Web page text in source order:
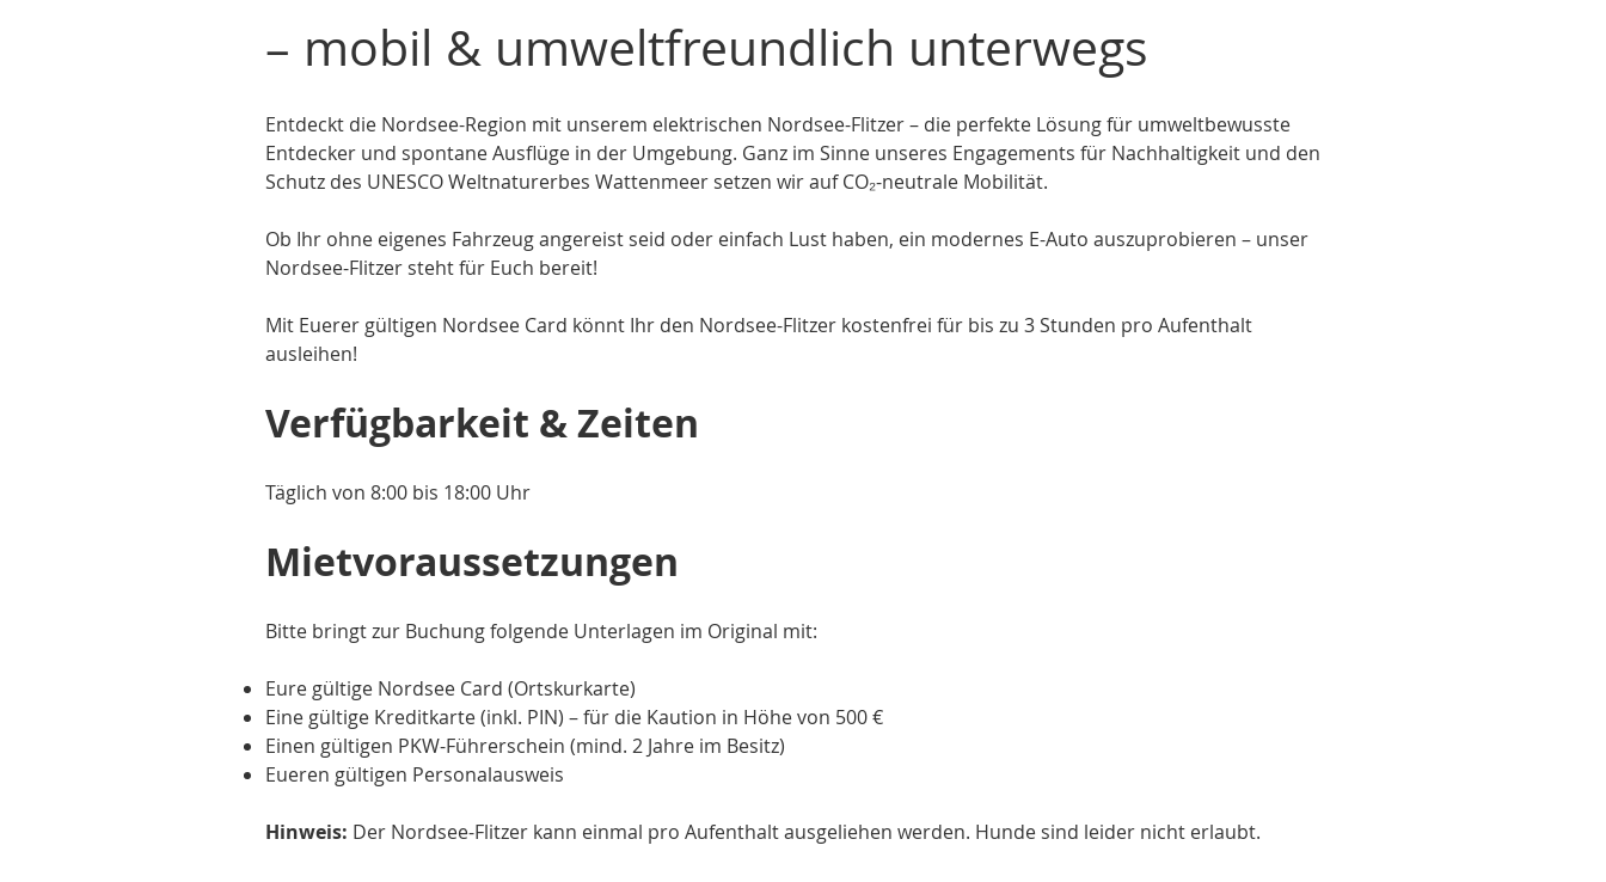
– mobil & umweltfreundlich unterwegs
Entdeckt die Nordsee-Region mit unserem elektrischen Nordsee-Flitzer – die perfekte Lösung für umweltbewusste
Entdecker und spontane Ausflüge in der Umgebung. Ganz im Sinne unseres Engagements für Nachhaltigkeit und den
Schutz des UNESCO Weltnaturerbes Wattenmeer setzen wir auf CO₂-neutrale Mobilität.
Ob Ihr ohne eigenes Fahrzeug angereist seid oder einfach Lust haben, ein modernes E-Auto auszuprobieren – unser
Nordsee-Flitzer steht für Euch bereit!
Mit Euerer gültigen Nordsee Card könnt Ihr den Nordsee-Flitzer kostenfrei für bis zu 3 Stunden pro Aufenthalt
ausleihen!
Verfügbarkeit & Zeiten
Täglich von 8:00 bis 18:00 Uhr
Mietvoraussetzungen
Bitte bringt zur Buchung folgende Unterlagen im Original mit:
Eure gültige Nordsee Card (Ortskurkarte)
Eine gültige Kreditkarte (inkl. PIN) – für die Kaution in Höhe von 500 €
Einen gültigen PKW-Führerschein (mind. 2 Jahre im Besitz)
Eueren gültigen Personalausweis
Hinweis: Der Nordsee-Flitzer kann einmal pro Aufenthalt ausgeliehen werden. Hunde sind leider nicht erlaubt.